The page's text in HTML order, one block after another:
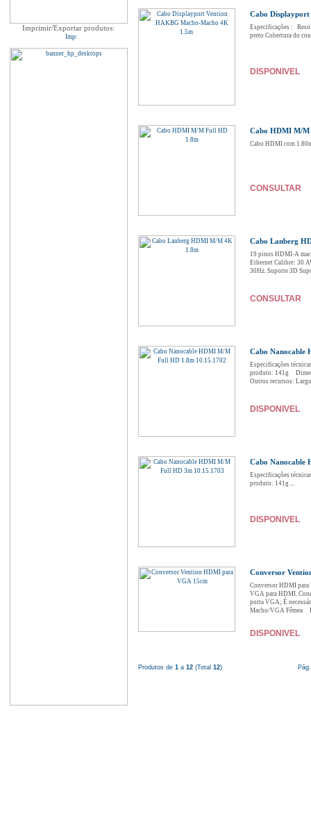
Imprimir/Exportar produtos:
Cabo
Especificações :
preto Cobertura do
DISPONIVEL
Cabo HDMI M/M
Cabo HDMI com
CONSULTAR
Cabo Lanberg
19 pinos HDMI-A
Ethernet Calibre: 30
30Hz. Suporte 3D
CONSULTAR
Cabo Nanocable
Especificações
produto: 141g
Outros recursos:
DISPONIVEL
Cabo Nanocable
Especificações
produto: 141g ...
DISPONIVEL
Conversor
Conversor HDMI para
VGA para HDMI.
porta VGA; É
Macho/VGA Fêmea
DISPONIVEL
Produtos de 1a 12(Total 12)